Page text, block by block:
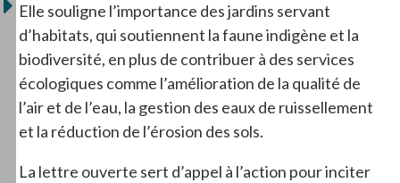
Elle souligne l’importance des jardins servant
d’habitats, qui soutiennent la faune indigène et la
biodiversité, en plus de contribuer à des services
écologiques comme l’amélioration de la qualité de
l’air et de l’eau, la gestion des eaux de ruissellement
et la réduction de l’érosion des sols.
La lettre ouverte sert d’appel à l’action pour inciter